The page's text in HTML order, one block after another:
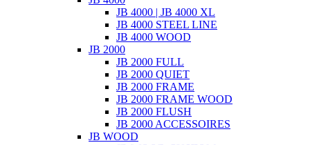
JB 4000 | JB 4000 XL
JB 4000 STEEL LINE
JB 4000 WOOD
JB 2000
JB 2000 FULL
JB 2000 QUIET
JB 2000 FRAME
JB 2000 FRAME WOOD
JB 2000 FLUSH
JB 2000 ACCESSOIRES
JB WOOD